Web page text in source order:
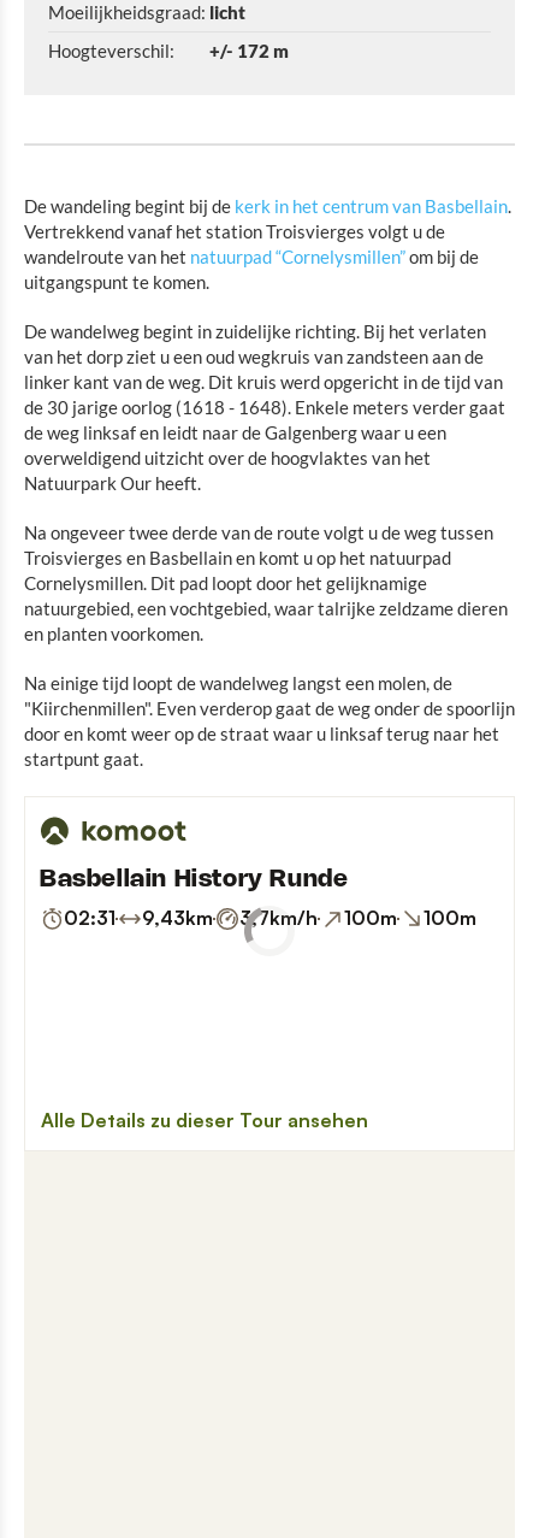
Franziskuswandelroute 13,9 km
Europese wandelroute „Escapardenne“
Noord Pad
Panoramaweg Troisvierges-Wiltz
Wandelroute GR 57
Wandelroute „Over grenzen en door de
geschiedenis“
Moeilijkheidsgraad: licht
Hoogteverschil:
+/- 172 m
De wandeling begint bij de kerk in het centrum van Basbellain.
Vertrekkend vanaf het station Troisvierges volgt u de
wandelroute van het natuurpad “Cornelysmillen”om bij de
uitgangspunt te komen.
De wandelweg begint in zuidelijke richting. Bij het verlaten
van het dorp ziet u een oud wegkruis van zandsteen aan de
linker kant van de weg. Dit kruis werd opgericht in de tijd van
de 30 jarige oorlog (1618 - 1648). Enkele meters verder gaat
de weg linksaf en leidt naar de Galgenberg waar u een
overweldigend uitzicht over de hoogvlaktes van het
Natuurpark Our heeft.
Na ongeveer twee derde van de route volgt u de weg tussen
Troisvierges en Basbellain en komt u op het natuurpad
Cornelysmillen. Dit pad loopt door het gelijknamige
natuurgebied, een vochtgebied, waar talrijke zeldzame dieren
en planten voorkomen.
Na einige tijd loopt de wandelweg langst een molen, de
"Kiirchenmillen". Even verderop gaat de weg onder de spoorlijn
door en komt weer op de straat waar u linksaf terug naar het
startpunt gaat.